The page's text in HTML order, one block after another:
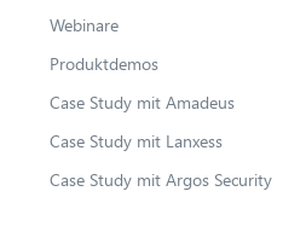
Webinare
Produktdemos
Case Study mit Amadeus
Case Study mit Lanxess
Case Study mit Argos Security